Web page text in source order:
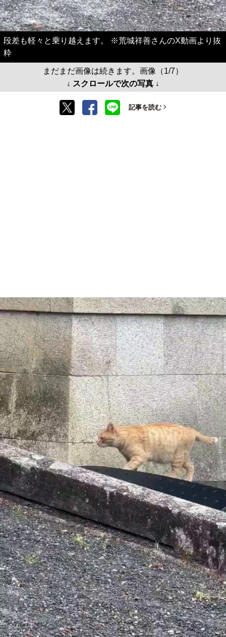
段差も軽々と乗り越えます。 ※荒城祥善さんのX動画より抜
粋
まだまだ画像は続きます。画像（1/7）
↓ スクロールで次の写真 ↓
記事を読む